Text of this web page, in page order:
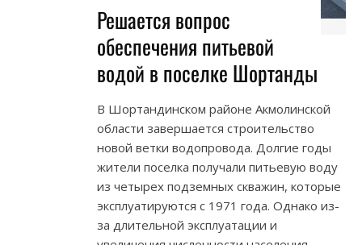
Решается вопрос
обеспечения питьевой
водой в поселке Шортанды
В Шортандинском районе Акмолинской
области завершается строительство
новой ветки водопровода. Долгие годы
жители поселка получали питьевую воду
из четырех подземных скважин, которые
эксплуатируются с 1971 года. Однако из-
за длительной эксплуатации и